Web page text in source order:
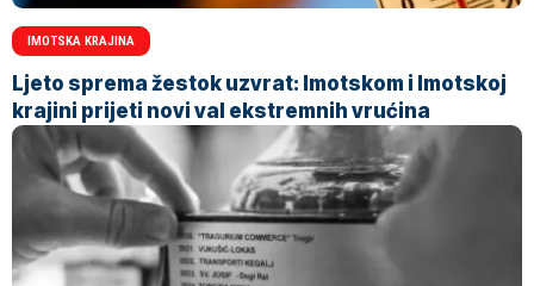
IMOTSKA KRAJINA
Ljeto sprema žestok uzvrat: Imotskom i Imotskoj
krajini prijeti novi val ekstremnih vrućina